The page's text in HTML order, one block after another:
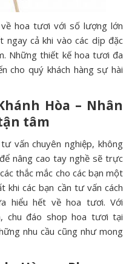
hoa tươi với số lượng lớn
ngay cả khi vào các dịp đặc
Những thiết kế hoa tươi đa
cho quý khách hàng sự hài
Hòa – Nhân
tâm
vấn chuyên nghiệp, không
nâng cao tay nghề sẽ trực
thắc mắc cho các bạn một
khi các bạn cần tư vấn cách
hiểu hết về hoa tươi. Với
chu đáo shop hoa tươi tại
nhu cầu cũng như mong